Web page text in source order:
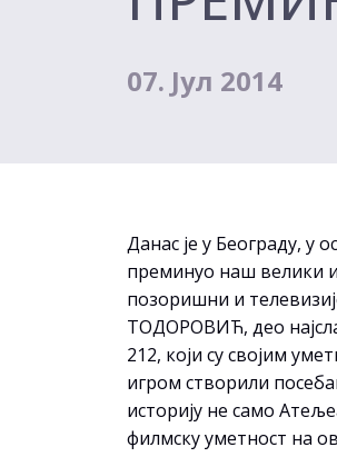
07. Јул 2014
Данас је у Београду, у
преминуо наш велики
позоришни и
ТОДОРОВИЋ, део
212, који су својим
игром створили
историју не само
филмску уметност на